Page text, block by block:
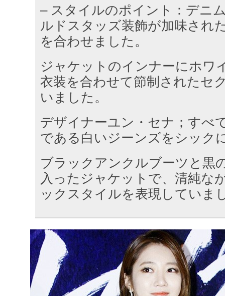
– スタイルのポイント：デニ
ルドスタッズ装飾が加味され
を合わせました。
ジャケットのインナーにホワ
衣装を合わせて節制されたセ
いました。
デザイナーユン・セナ；すべ
である白いジーンズをシック
ブラックアンクルブーツと黒
入ったジャケットで、清純な
ックスタイルを表現していま